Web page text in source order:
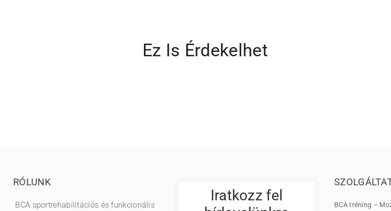
Ez Is Érdekelhet
RÓLUNK
BCA sportrehabilitációs és funkcionális
Iratkozz fel
BCA tréning –